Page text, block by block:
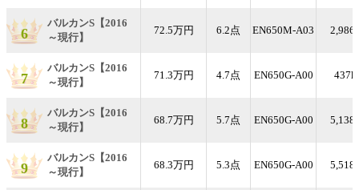
6
バルカンS【2016
～現行】
72.5万円 6.2点 EN650M-A03
7
バルカンS【2016
～現行】
71.3万円 4.7点 EN650G-A00
8
バルカンS【2016
～現行】
68.7万円 5.7点 EN650G-A00
9
バルカンS【2016
～現行】
68.3万円 5.3点 EN650G-A00